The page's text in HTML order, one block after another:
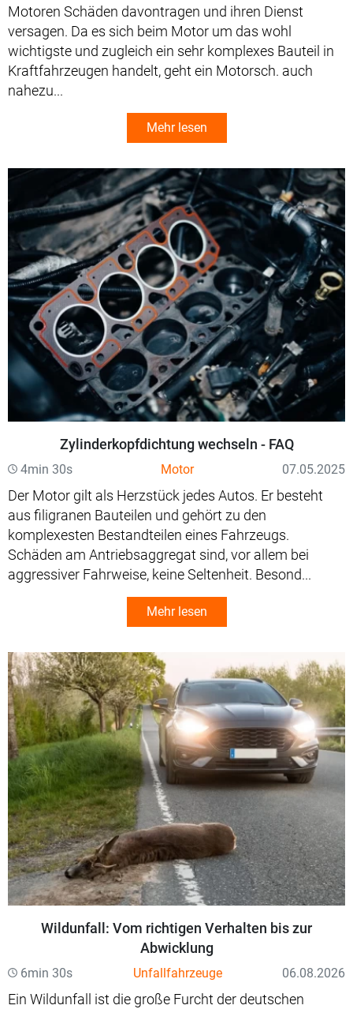
Motoren Schäden davontragen und ihren Dienst
versagen. Da es sich beim Motor um das wohl
wichtigste und zugleich ein sehr komplexes Bauteil in
Kraftfahrzeugen handelt, geht ein Motorsch. auch
nahezu...
Mehr lesen
Zylinderkopfdichtung wechseln - FAQ
4min 30s Motor 07.05.2025
Der Motor gilt als Herzstück jedes Autos. Er besteht
aus filigranen Bauteilen und gehört zu den
komplexesten Bestandteilen eines Fahrzeugs.
Schäden am Antriebsaggregat sind, vor allem bei
aggressiver Fahrweise, keine Seltenheit. Besond...
Mehr lesen
Wildunfall: Vom richtigen Verhalten bis zur
Abwicklung
6min 30s Unfallfahrzeuge 06.08.2026
Ein Wildunfall ist die große Furcht der deutschen